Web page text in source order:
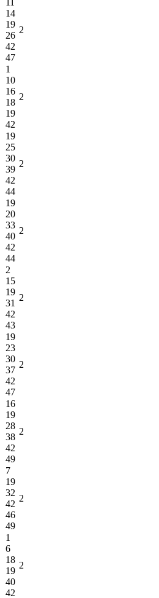
14
19
26
42
47
2
1
10
16
18
19
42
2
19
25
30
39
42
44
2
19
20
33
40
42
44
2
2
15
19
31
42
43
2
19
23
30
37
42
47
2
16
19
28
38
42
49
2
7
19
32
42
46
49
2
1
6
18
19
40
42
2